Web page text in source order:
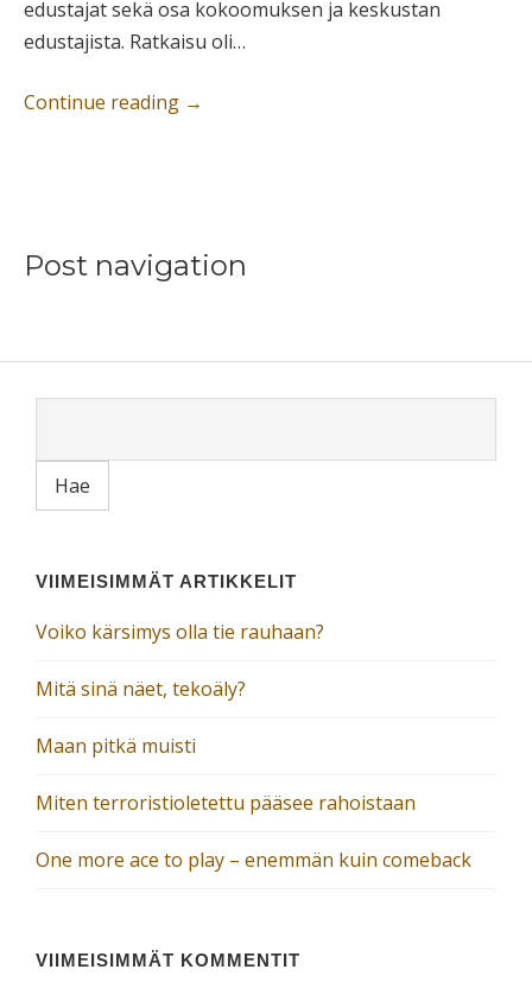
edustajat sekä osa kokoomuksen ja keskustan
edustajista. Ratkaisu oli…
Continue reading →
Post navigation
VIIMEISIMMÄT ARTIKKELIT
Voiko kärsimys olla tie rauhaan?
Mitä sinä näet, tekoäly?
Maan pitkä muisti
Miten terroristioletettu pääsee rahoistaan
One more ace to play – enemmän kuin comeback
VIIMEISIMMÄT KOMMENTIT